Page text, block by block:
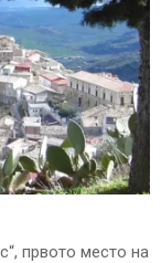
првото место на